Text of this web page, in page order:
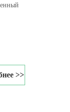
>>